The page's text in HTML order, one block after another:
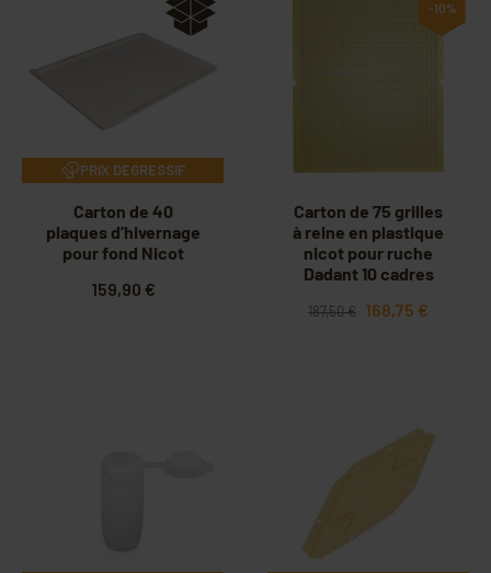
PRIX DEGRESSIF
Carton de 40
plaques d’hivernage
pour fond Nicot
159,90 €
-10%
Carton de 75 grilles
à reine en plastique
nicot pour ruche
Dadant 10 cadres
187,50 € 168,75 €